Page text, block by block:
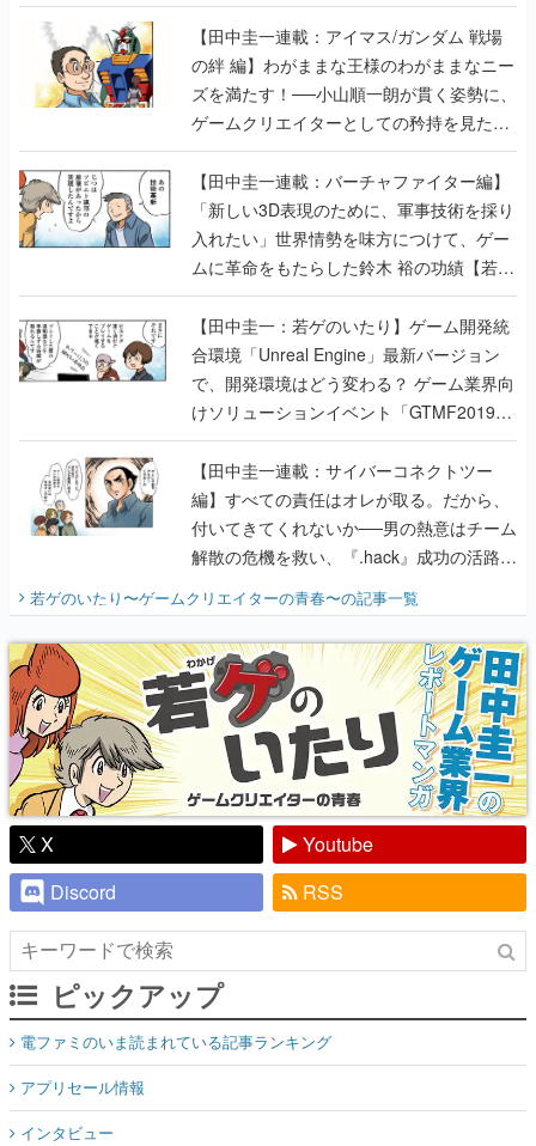
【田中圭一連載：アイマス/ガンダム 戦場
の絆 編】わがままな王様のわがままなニー
ズを満たす！──小山順一朗が貫く姿勢に、
ゲームクリエイターとしての矜持を見た
【若ゲのいたり最終回】
【田中圭一連載：バーチャファイター編】
「新しい3D表現のために、軍事技術を採り
入れたい」世界情勢を味方につけて、ゲー
ムに革命をもたらした鈴木 裕の功績【若ゲ
のいたり】
【田中圭一：若ゲのいたり】ゲーム開発統
合環境「Unreal Engine」最新バージョン
で、開発環境はどう変わる？ ゲーム業界向
けソリューションイベント「GTMF2019」
に行って、より理解を深めよう【PR】
【田中圭一連載：サイバーコネクトツー
編】すべての責任はオレが取る。だから、
付いてきてくれないか──男の熱意はチーム
解散の危機を救い、『.hack』成功の活路を
開く。業界の快男児・松山 洋に流れる血は
『少年ジャンプ』色だった【若ゲのいた
り】
若ゲのいたり〜ゲームクリエイターの青春〜の記事一覧
X
Youtube
Discord
RSS
ピックアップ
電ファミのいま読まれている記事ランキング
アプリセール情報
インタビュー